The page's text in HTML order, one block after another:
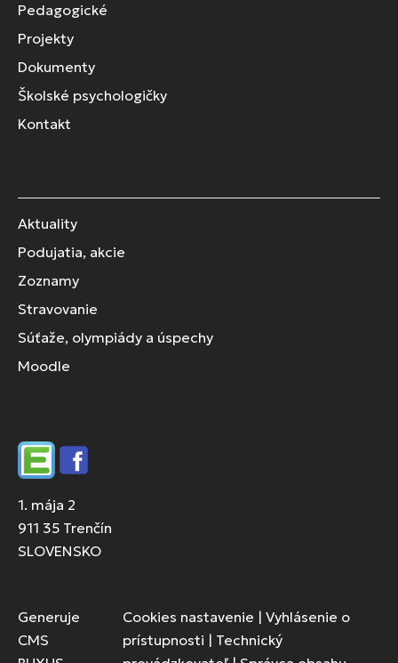
Pedagogické
Projekty
Dokumenty
Školské psychologičky
Kontakt
Aktuality
Podujatia, akcie
Zoznamy
Stravovanie
Súťaže, olympiády a úspechy
Moodle
EdupageFacebook
1. mája 2
911 35 Trenčín
SLOVENSKO
Generuje
CMS
Cookies nastavenie | Vyhlásenie o
prístupnosti | Technický